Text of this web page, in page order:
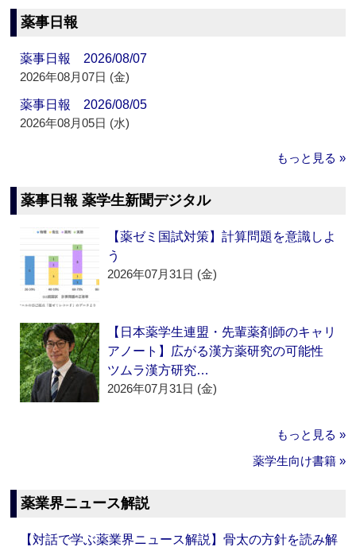
薬事日報
薬事日報 2026/08/07
2026年08月07日 (金)
薬事日報 2026/08/05
2026年08月05日 (水)
もっと見る »
薬事日報 薬学生新聞デジタル
【薬ゼミ国試対策】計算問題を意識しよ
う
2026年07月31日 (金)
【日本薬学生連盟・先輩薬剤師のキャリ
アノート】広がる漢方薬研究の可能性
ツムラ漢方研究…
2026年07月31日 (金)
もっと見る »
薬学生向け書籍 »
薬業界ニュース解説
【対話で学ぶ薬業界ニュース解説】骨太の方針を読み解